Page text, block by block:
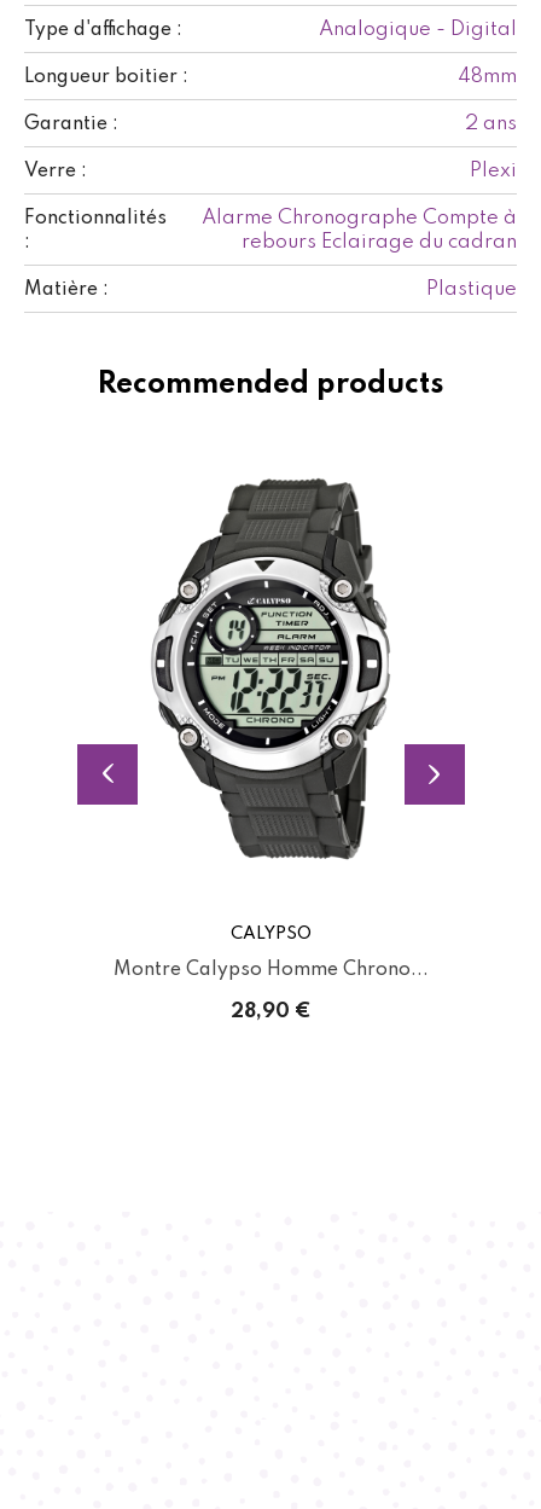
Type d'affichage : Analogique - Digital
Longueur boitier : 48mm
Garantie : 2 ans
Verre : Plexi
Fonctionnalités
:
Alarme Chronographe Compte à
rebours Eclairage du cadran
Matière : Plastique
Recommended products
CALYPSO
Montre Calypso Homme Chrono...
28,90 €